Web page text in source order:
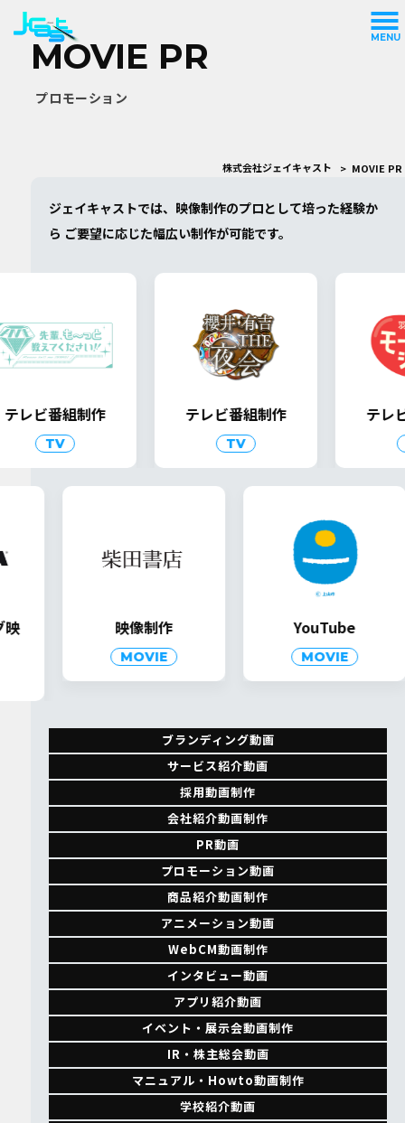
MENU
MOVIE PR
プロモーション
株式会社ジェイキャスト > MOVIE PR
ジェイキャストでは、映像制作のプロとして培った経験か
ら ご要望に応じた幅広い制作が可能です。
ビ番組制作
TV
テレビ番組制作
TV
テレビ
YouTube
MOVIE
映像制作
MOVIE
映
ブランディング動画
サービス紹介動画
採用動画制作
会社紹介動画制作
PR動画
プロモーション動画
商品紹介動画制作
アニメーション動画
WebCM動画制作
インタビュー動画
アプリ紹介動画
イベント・展示会動画制作
IR・株主総会動画
マニュアル・Howto動画制作
学校紹介動画